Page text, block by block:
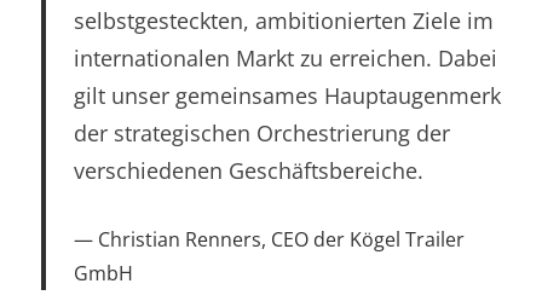
selbstgesteckten, ambitionierten Ziele im
internationalen Markt zu erreichen. Dabei
gilt unser gemeinsames Hauptaugenmerk
der strategischen Orchestrierung der
verschiedenen Geschäftsbereiche.
Christian Renners, CEO der Kögel Trailer
GmbH